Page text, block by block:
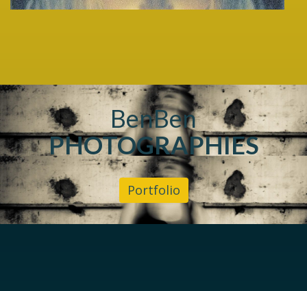
BenBen
PHOTOGRAPHIES
Portfolio